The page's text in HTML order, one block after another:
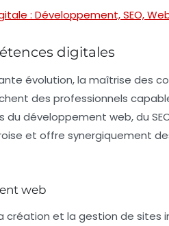
: Développement, SEO,
digitales
évolution, la maîtrise des
des professionnels
du développement web, du
et offre synergiquement
web
création et la gestion de sites